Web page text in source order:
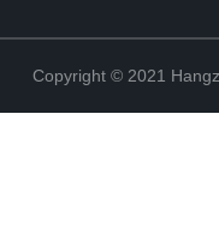
Copyright © 2021